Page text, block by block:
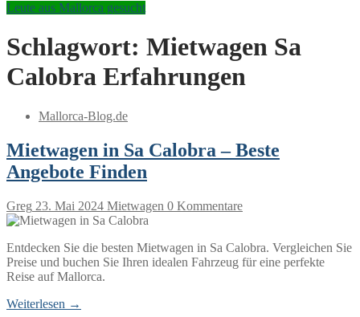
Leute aus Mallorca gesucht
Schlagwort: Mietwagen Sa
Calobra Erfahrungen
Mallorca-Blog.de
Mietwagen in Sa Calobra – Beste
Angebote Finden
Greg 23. Mai 2024 Mietwagen 0 Kommentare
Entdecken Sie die besten Mietwagen in Sa Calobra. Vergleichen Sie
Preise und buchen Sie Ihren idealen Fahrzeug für eine perfekte
Reise auf Mallorca.
Weiterlesen →